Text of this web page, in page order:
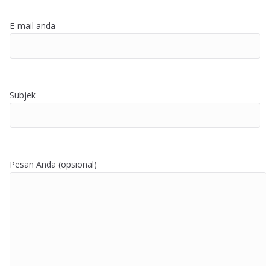
E-mail anda
Subjek
Pesan Anda (opsional)